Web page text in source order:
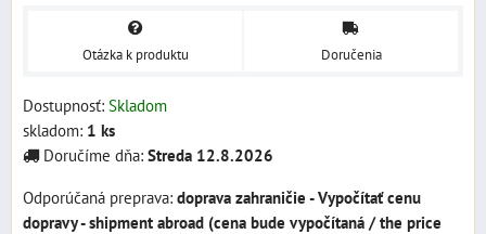
Otázka k produktu Doručenia
Dostupnosť: Skladom
skladom: 1 ks
Doručíme dňa: Streda 12.8.2026
doprava zahraničie - Vypočítať cenu
dopravy - shipment abroad (cena bude vypočítaná / the price